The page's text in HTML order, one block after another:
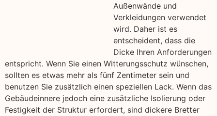
Außenwände und
Verkleidungen verwendet
wird. Daher ist es
entscheident, dass die
Dicke Ihren Anforderungen
entspricht. Wenn Sie einen Witterungsschutz wünschen,
sollten es etwas mehr als fünf Zentimeter sein und
benutzen Sie zusätzlich einen speziellen Lack. Wenn das
Gebäudeinnere jedoch eine zusätzliche Isolierung oder
Festigkeit der Struktur erfordert, sind dickere Bretter